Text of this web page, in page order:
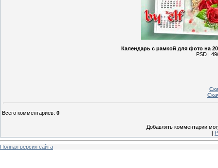
Календарь с рамкой для фото на
PSD |
Всего комментариев: 0
Добавлять комментарии
[
Полная версия сайта